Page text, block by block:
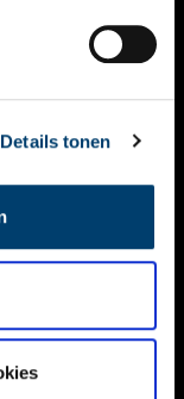
Details tonen